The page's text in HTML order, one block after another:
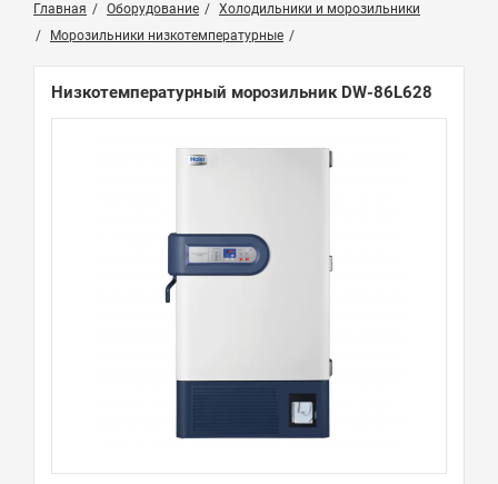
Главная Оборудование
Холодильники и морозильники
Морозильники низкотемпературные
Низкотемпературный морозильник DW-86L628